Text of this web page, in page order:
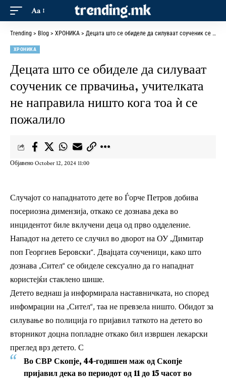
Aa
Trending > Blog > ХРОНИКА > Децата што се обиделе да силуваат соученик се првачиња, учителката не направила ништо кога тоа ѝ се пожалило
ХРОНИКА
Децата што се обиделе да силуваат
соученик се првачиња, учителката
не направила ништо кога тоа ѝ се
пожалило
Објавено October 12, 2024 11:00
Случајот со нападнатото дете во Ѓорче Петров добива
посериозна димензија, откако се дознава дека во
инцидентот биле вклучени деца од прво одделение.
Нападот на детето се случил во дворот на ОУ „Димитар
поп Георгиев Беровски“. Двајцата соученици, како што
дознава „Сител“ се обиделе сексуално да го нападнат
користејќи стаклено шише.
Детето веднаш ја информирала наставничката, но според
инфомрации на „Сител“, таа не превзела ништо. Обидот за
силување во полиција го пријавил таткото на детето во
вторникот доцна попладне откако бил извршен лекарски
преглед врз детето. С
Во СВР Скопје, 44-годишен маж од Скопје
пријавил дека во периодот од 11 до 15 часот во